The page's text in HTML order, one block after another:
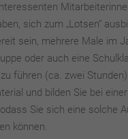
sich zum „Lotsen“
sein, mehrere Male im
oder auch eine
führen (ca. zwei
und bilden Sie bei
Sie sich eine solche
können.